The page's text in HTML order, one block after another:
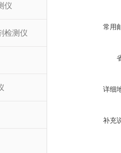
仪
检测仪
常用
详细
补充